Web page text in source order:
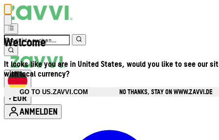
Welcome
It looks like you are in United States, would you like to see our
with local currency?
GO TO US.ZAVVI.COM
NO THANKS, STAY ON WWW.ZAVVI.DE
• EUR
ANMELDEN